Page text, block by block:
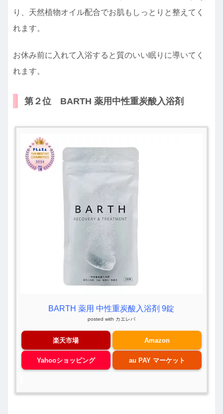
り、天然植物オイル配合でお肌もしっとりと整えてく
れます。
お休み前に入れて入浴すると質のいい眠りに導いてく
れます。
第２位 BARTH 薬用中性重炭酸入浴剤
BARTH 薬用 中性重炭酸入浴剤 9錠
posted with カエレバ
楽天市場 Amazon
Yahooショッピング au PAY マーケット